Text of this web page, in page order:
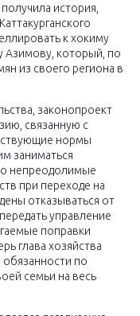
история,
к хокиму
Азимову, который, по
из своего региона в
законопроект
связанную с
нормы
заниматься
непреодолимые
при переходе на
отказываться от
управление
поправки
глава хозяйства
по
семьи на весь